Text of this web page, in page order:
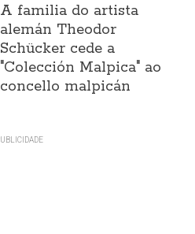
A familia do artista
alemán Theodor
Schücker cede a
"Colección Malpica" ao
concello malpicán